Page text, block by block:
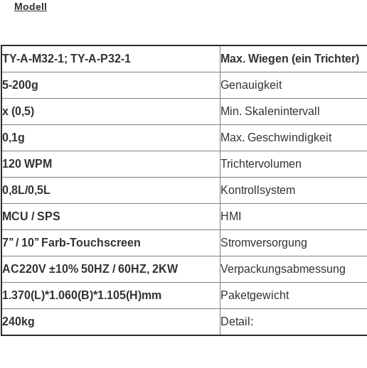
Modell
TY-A-M32-1; TY-A-P32-1 Max. Wiegen (ein Trichter)
5-200g Genauigkeit
x (0,5) Min. Skalenintervall
0,1g Max. Geschwindigkeit
120 WPM Trichtervolumen
0,8L/0,5L Kontrollsystem
MCU / SPS HMI
7’’ / 10’’ Farb-Touchscreen Stromversorgung
AC220V ±10% 50HZ / 60HZ, 2KW Verpackungsabmessung
1.370(L)*1.060(B)*1.105(H)mm Paketgewicht
240kg Detail: